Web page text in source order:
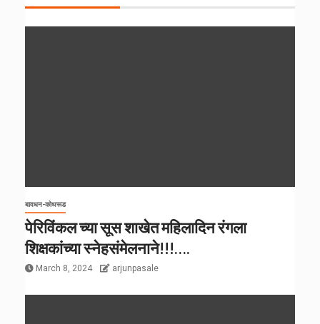
बावधन-कोथरूड
पेरिविंकल च्या सूस शाखेत महिलादिन रंगला
शिक्षकांच्या स्नेहसंमेलनाने!!!….
March 8, 2024 arjunpasale